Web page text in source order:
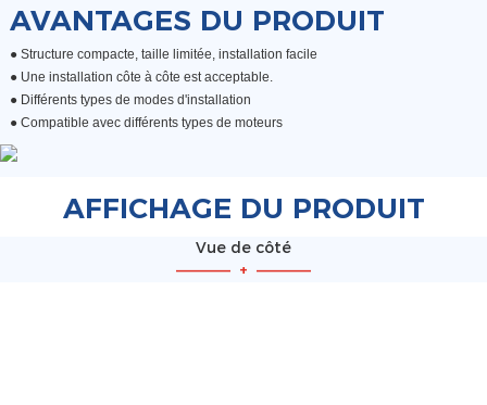
AVANTAGES DU PRODUIT
● Structure compacte, taille limitée, installation facile
● Une installation côte à côte est acceptable.
● Différents types de modes d'installation
● Compatible avec différents types de moteurs
AFFICHAGE DU PRODUIT
Vue de côté
————— + —————